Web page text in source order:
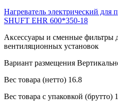
Нагреватель электрический для
SHUFT EHR 600*350-18
Аксессуары и сменные фильтры
вентиляционных установок
Вариант размещения
Вес товара (нетто) 16.8
Вес товара с упаковкой (брутто)